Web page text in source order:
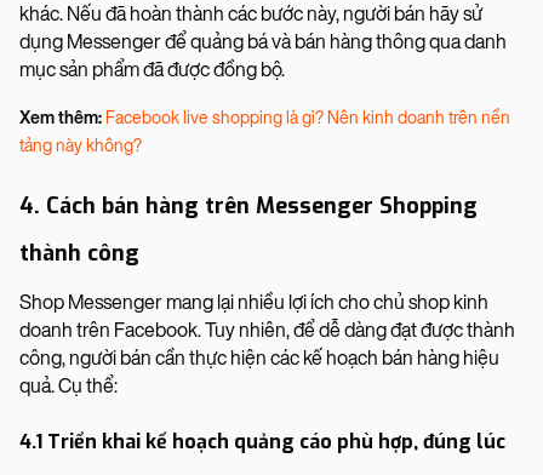
khác. Nếu đã hoàn thành các bước này, người bán hãy sử
dụng Messenger để quảng bá và bán hàng thông qua danh
mục sản phẩm đã được đồng bộ.
Xem thêm: Facebook live shopping là gì? Nên kinh doanh trên nền
tảng này không?
4. Cách bán hàng trên Messenger Shopping
thành công
Shop Messenger mang lại nhiều lợi ích cho chủ shop kinh
doanh trên Facebook. Tuy nhiên, để dễ dàng đạt được thành
công, người bán cần thực hiện các kế hoạch bán hàng hiệu
quả. Cụ thể:
4.1 Triển khai kế hoạch quảng cáo phù hợp, đúng lúc